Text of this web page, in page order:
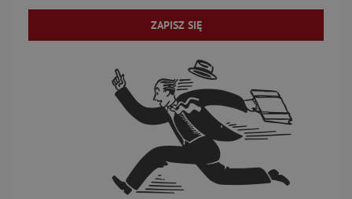
ZAPISZ SIĘ